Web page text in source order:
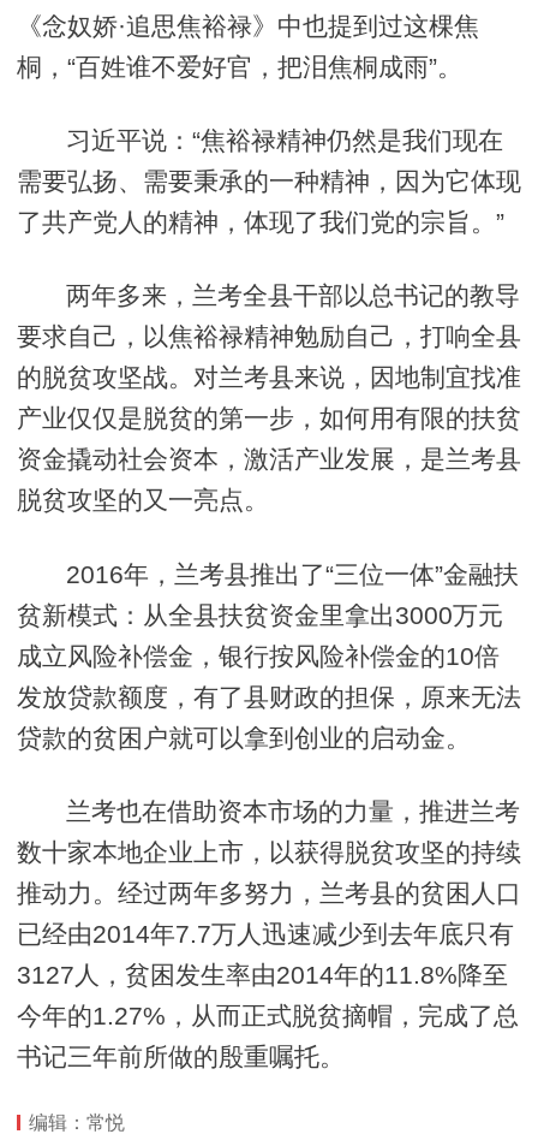
《念奴娇·追思焦裕禄》中也提到过这棵焦
桐，“百姓谁不爱好官，把泪焦桐成雨”。
习近平说：“焦裕禄精神仍然是我们现在
需要弘扬、需要秉承的一种精神，因为它体现
了共产党人的精神，体现了我们党的宗旨。”
两年多来，兰考全县干部以总书记的教导
要求自己，以焦裕禄精神勉励自己，打响全县
的脱贫攻坚战。对兰考县来说，因地制宜找准
产业仅仅是脱贫的第一步，如何用有限的扶贫
资金撬动社会资本，激活产业发展，是兰考县
脱贫攻坚的又一亮点。
2016年，兰考县推出了“三位一体”金融扶
贫新模式：从全县扶贫资金里拿出3000万元
成立风险补偿金，银行按风险补偿金的10倍
发放贷款额度，有了县财政的担保，原来无法
贷款的贫困户就可以拿到创业的启动金。
兰考也在借助资本市场的力量，推进兰考
数十家本地企业上市，以获得脱贫攻坚的持续
推动力。经过两年多努力，兰考县的贫困人口
已经由2014年7.7万人迅速减少到去年底只有
3127人，贫困发生率由2014年的11.8%降至
今年的1.27%，从而正式脱贫摘帽，完成了总
书记三年前所做的殷重嘱托。
编辑：常悦